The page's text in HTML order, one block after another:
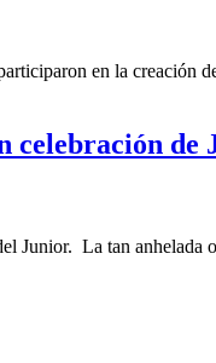
en la creación
celebración de
Junior. La tan anhelada